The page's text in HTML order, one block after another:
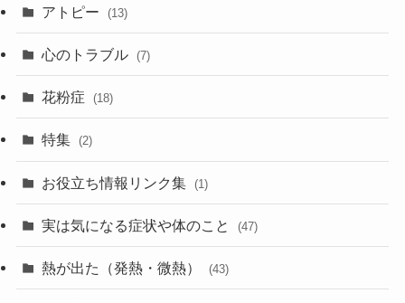
アトピー (13)
心のトラブル (7)
花粉症 (18)
特集 (2)
お役立ち情報リンク集 (1)
実は気になる症状や体のこと (47)
熱が出た（発熱・微熱） (43)